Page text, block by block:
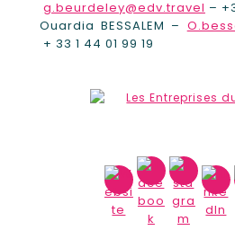
g.beurdeley@edv.travel –
Ouardia BESSALEM –
+ 33 1 44 01 99 19